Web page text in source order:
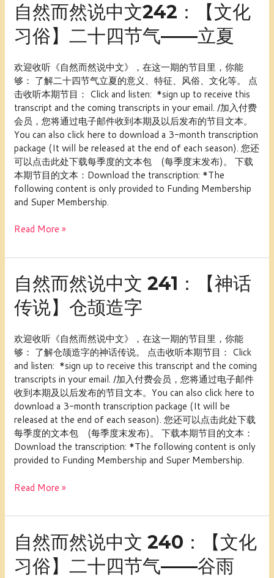
自然而然说中文242：【文化
习俗】二十四节气——立夏
欢迎收听《自然而然说中文》，在这一期的节目里，你能
够： 了解二十四节气立夏的意义、特征、风俗、文化等。 点
击收听本期节目： Click and listen: *sign up to receive this
transcript and the coming transcripts in your email. /加入付费
会员，您将通过电子邮件收到本期及以后发布的节目文本。
You can also click here to download a 3-month transcription
package (It will be released at the end of each season). 您还
可以点击此处下载每季度的文本包 (每季度末发布)。 下载
本期节目的文本：Download the transcription: *The
following content is only provided to Funding Membership
and Super Membership.
自
然
而
中
文
242：
【文
化
习
俗】
二
十
四
节
——
夏
Read More »
自然而然说中文 241：【神话
传说】仓颉造字
欢迎收听《自然而然说中文》，在这一期的节目里，你能
够： 了解仓颉造字的神话传说。 点击收听本期节目： Click
and listen: *sign up to receive this transcript and the coming
transcripts in your email. /加入付费会员，您将通过电子邮件
收到本期及以后发布的节目文本。You can also click here to
download a 3-month transcription package (It will be
released at the end of each season). 您还可以点击此处下载
每季度的文本包 (每季度末发布)。 下载本期节目的文本：
Download the transcription: *The following content is only
provided to Funding Membership and Super Membership.
自
然
而
然
中
文
241：
【神
话
传
说】
仓
颉
造
Read More »
自然而然说中文 240：【文化
习俗】二十四节气——谷雨
自
然
而